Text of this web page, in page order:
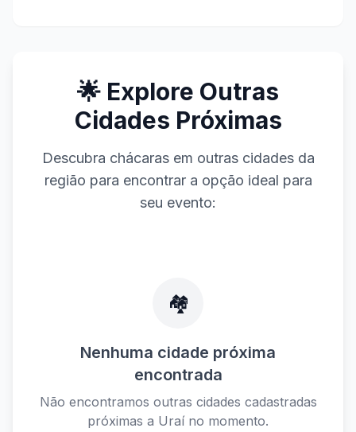
🌟 Explore Outras
Cidades Próximas
Descubra chácaras em outras cidades da
região para encontrar a opção ideal para
seu evento:
🏘️
Nenhuma cidade próxima
encontrada
Não encontramos outras cidades cadastradas
próximas a Uraíno momento.